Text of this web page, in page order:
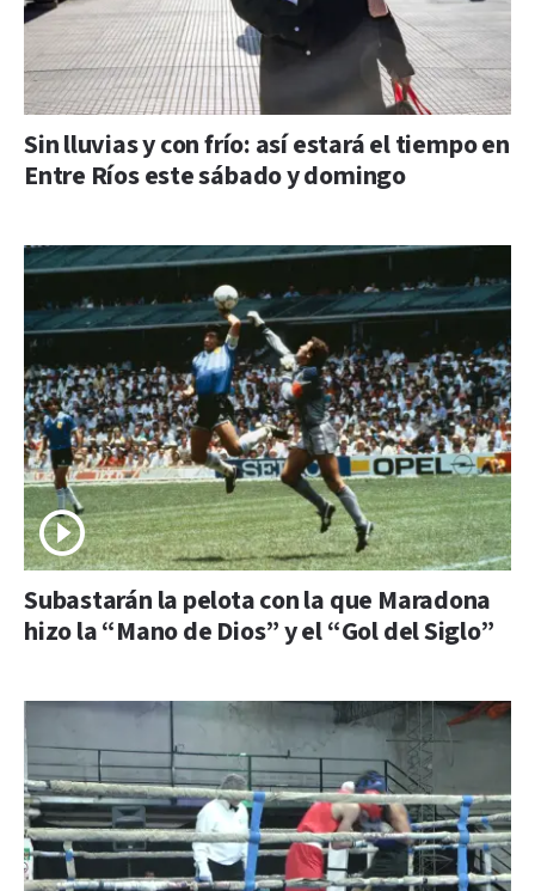
Sin lluvias y con frío: así estará el tiempo en
Entre Ríos este sábado y domingo
Subastarán la pelota con la que Maradona
hizo la “Mano de Dios” y el “Gol del Siglo”